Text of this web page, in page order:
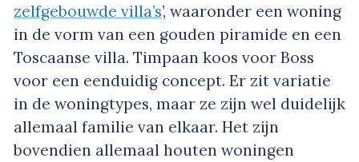
zelfgebouwde villa’s’, waaronder een woning
in de vorm van een gouden piramide en een
Toscaanse villa. Timpaan koos voor Boss
voor een eenduidig concept. Er zit variatie
in de woningtypes, maar ze zijn wel duidelijk
allemaal familie van elkaar. Het zijn
bovendien allemaal houten woningen